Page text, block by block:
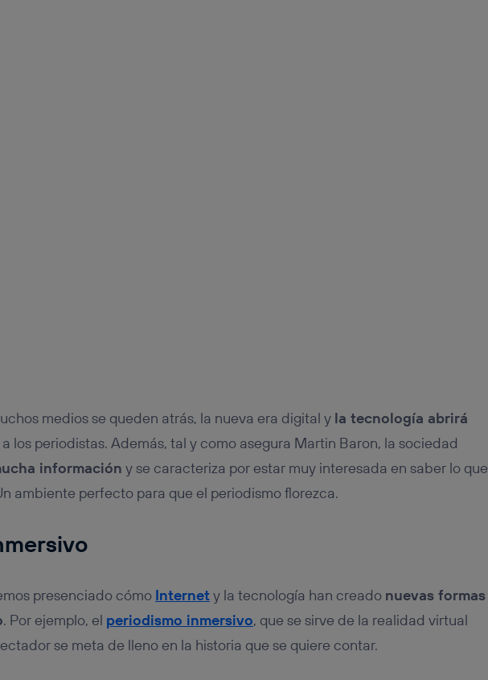
medios se queden atrás, la nueva era digital y la tecnología abrirá
los periodistas. Además, tal y como asegura Martin Baron, la sociedad
información y se caracteriza por estar muy interesada en saber lo que
ambiente perfecto para que el periodismo florezca.
presenciado cómo Internety la tecnología han creado nuevas formas
. Por ejemplo, el periodismo inmersivo, que se sirve de la realidad virtual
se meta de lleno en la historia que se quiere contar.